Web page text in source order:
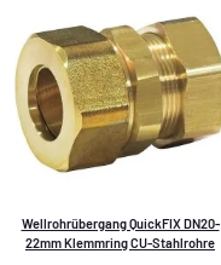
Wellrohrübergang QuickFIX DN20-
22mm Klemmring CU-Stahlrohre